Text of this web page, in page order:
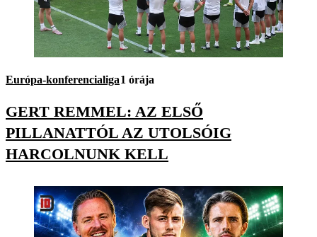
Európa-konferencialiga1 órája
GERT REMMEL: AZ ELSŐ
PILLANATTÓL AZ UTOLSÓIG
HARCOLNUNK KELL